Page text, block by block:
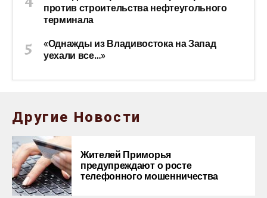
против строительства нефтеугольного
терминала
«Однажды из Владивостока на Запад
уехали все…»
Другие Новости
Жителей Приморья
предупреждают о росте
телефонного мошенничества